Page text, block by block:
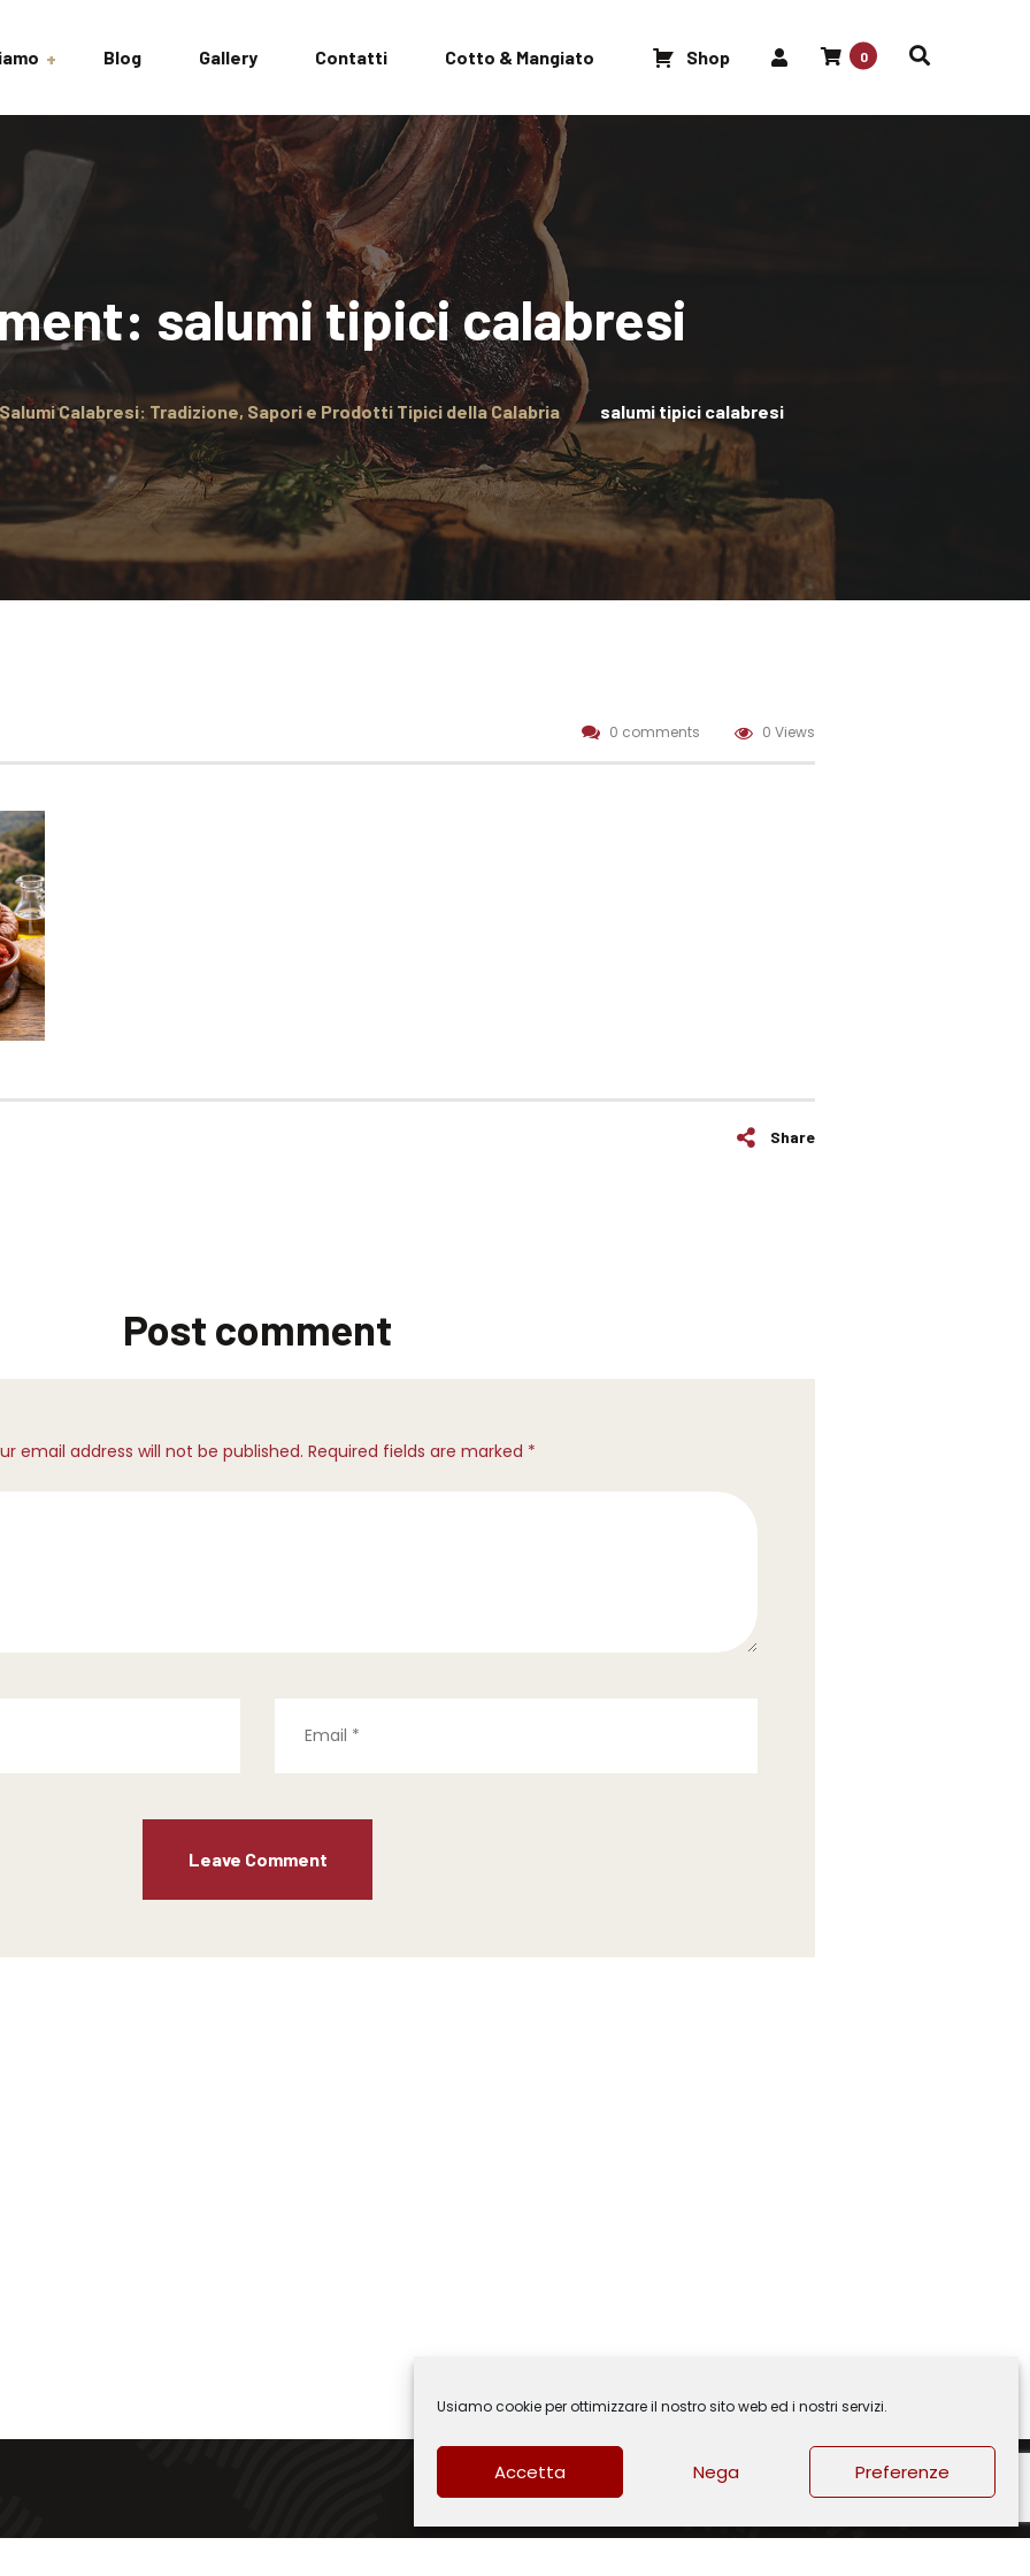
Usiamo cookie per ottimizzare il nostro sito web ed i nostri servizi.
Accetta Nega Preferenze
0
Blog Gallery Contatti Cotto & Mangiato Shop
salumi tipici calabresi
Calabresi: Tradizione, Sapori e Prodotti Tipici della Calabria salumi tipici calabresi
0 comments 0 Views
Share
Post comment
email address will not be published. Required fields are marked *